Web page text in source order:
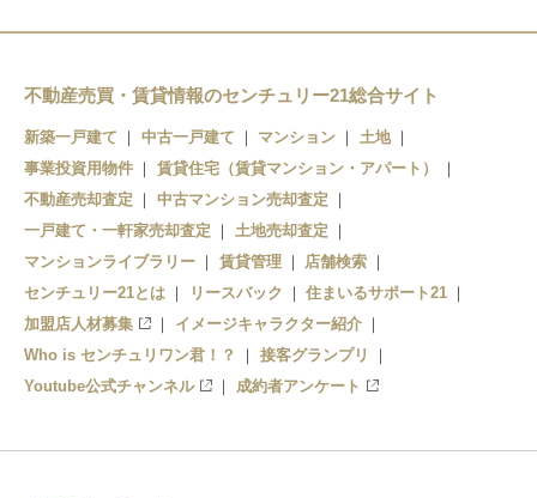
不動産売買・賃貸情報のセンチュリー21総合サイト
新築一戸建て 中古一戸建て マンション
土地
事業投資用物件
賃貸住宅（賃貸マンション・アパート）
不動産売却査定
中古マンション売却査定
一戸建て・一軒家売却査定
土地売却査定
マンションライブラリー
賃貸管理
店舗検索
センチュリー21とは
リースバック
住まいるサポート21
加盟店人材募集
イメージキャラクター紹介
Who is センチュリワン君！？
接客グランプリ
Youtube公式チャンネル
成約者アンケート